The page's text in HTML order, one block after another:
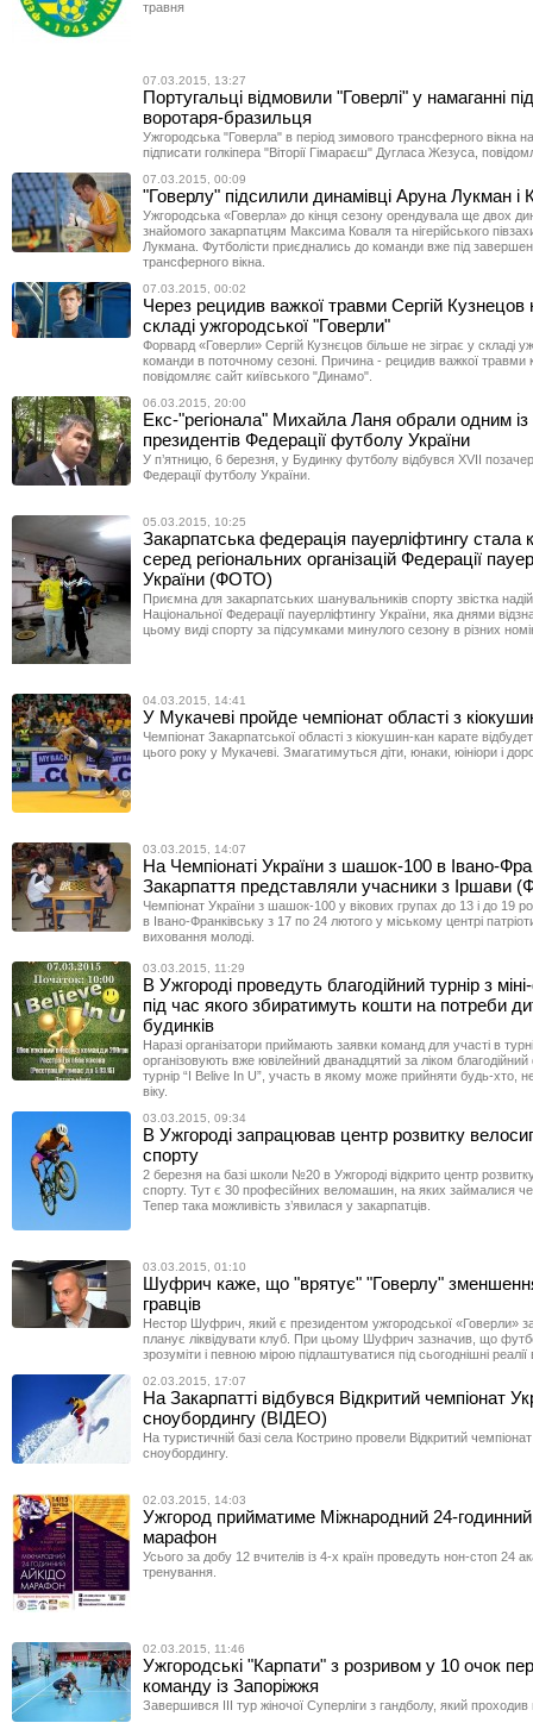
травня
07.03.2015, 13:27
Португальці відмовили "Говерлі" у намаганні
воротаря-бразильця
Ужгородська "Говерла" в період зимового трансферного вікна
підписати голкіпера "Віторії Гімараєш" Дугласа Жезуса,
07.03.2015, 00:09
"Говерлу" підсилили динамівці Аруна Лукман і
Ужгородська «Говерла» до кінця сезону орендувала ще двох
знайомого закарпатцям Максима Коваля та нігерійського
Лукмана. Футболісти приєднались до команди вже під
трансферного вікна.
07.03.2015, 00:02
Через рецидив важкої травми Сергій Кузнецов
складі ужгородської "Говерли"
Форвард «Говерли» Сергій Кузнєцов більше не зіграє у складі
команди в поточному сезоні. Причина - рецидив важкої травми
повідомляє сайт київського "Динамо".
06.03.2015, 20:00
Екс-"регіонала" Михайла Ланя обрали одним із
президентів Федерації футболу України
У п’ятницю, 6 березня, у Будинку футболу відбувся XVII
Федерації футболу України.
05.03.2015, 10:25
Закарпатська федерація пауерліфтингу стала
серед регіональних організацій Федерації
України (ФОТО)
Приємна для закарпатських шанувальників спорту звістка
Національної Федерації пауерліфтингу України, яка днями
цьому виді спорту за підсумками минулого сезону в різних
04.03.2015, 14:41
У Мукачеві пройде чемпіонат області з
Чемпіонат Закарпатської області з кіокушин-кан карате
цього року у Мукачеві. Змагатимуться діти, юнаки, юініори і
03.03.2015, 14:07
На Чемпіонаті України з шашок-100 в Івано-
Закарпаття представляли учасники з Іршави
Чемпіонат України з шашок-100 у вікових групах до 13 і до 19
в Івано-Франківську з 17 по 24 лютого у міському центрі
виховання молоді.
03.03.2015, 11:29
В Ужгороді проведуть благодійний турнір з
під час якого збиратимуть кошти на потреби
будинків
Наразі організатори приймають заявки команд для участі в
організовують вже ювілейний дванадцятий за ліком
турнір “I Belive In U”, участь в якому може прийняти будь-хто,
віку.
03.03.2015, 09:34
В Ужгороді запрацював центр розвитку
спорту
2 березня на базі школи №20 в Ужгороді відкрито центр
спорту. Тут є 30 професійних веломашин, на яких займалися
Тепер така можливість з’явилася у закарпатців.
03.03.2015, 01:10
Шуфрич каже, що "врятує" "Говерлу"
гравців
Нестор Шуфрич, який є президентом ужгородської «Говерли»
планує ліквідувати клуб. При цьому Шуфрич зазначив, що
зрозуміти і певною мірою підлаштуватися під сьогоднішні реалії
02.03.2015, 17:07
На Закарпатті відбувся Відкритий чемпіонат
сноубордингу (ВІДЕО)
На туристичній базі села Кострино провели Відкритий чемпіонат
сноубордингу.
02.03.2015, 14:03
Ужгород прийматиме Міжнародний 24-годинний
марафон
Усього за добу 12 вчителів із 4-х країн проведуть нон-стоп 24
тренування.
02.03.2015, 11:46
Ужгородські "Карпати" з розривом у 10 очок
команду із Запоріжжя
Завершився ІІІ тур жіночої Суперліги з гандболу, який